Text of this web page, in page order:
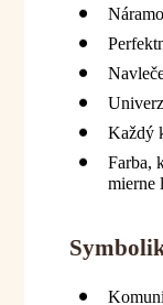
Každý
Farba,
mierne